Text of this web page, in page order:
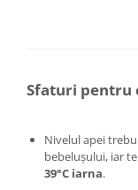
Intretinere interior/
Perii de zapada si
Pompe de transfer
Sfaturi pentru
Nivelul apei
bebelușului, iar
39°C iarna.